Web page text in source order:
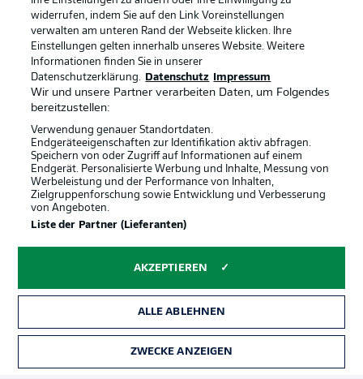
Rechtliche Hinweise
Datenschutz Nutzungsbedingungen
Kontakt
Jobs Impressum
AGB
widerrufen, indem Sie auf den Link Voreinstellungen
verwalten am unteren Rand der Webseite klicken. Ihre
Einstellungen gelten innerhalb unseres Website. Weitere
Informationen finden Sie in unserer
Datenschutzerklärung.
Datenschutz Impressum
Wir und unsere Partner verarbeiten Daten, um Folgendes
bereitzustellen:
Verwendung genauer Standortdaten.
Endgeräteeigenschaften zur Identifikation aktiv abfragen.
Speichern von oder Zugriff auf Informationen auf einem
Endgerät. Personalisierte Werbung und Inhalte, Messung von
Werbeleistung und der Performance von Inhalten,
Zielgruppenforschung sowie Entwicklung und Verbesserung
von Angeboten.
Liste der Partner (Lieferanten)
AKZEPTIEREN
ALLE ABLEHNEN
ZWECKE ANZEIGEN